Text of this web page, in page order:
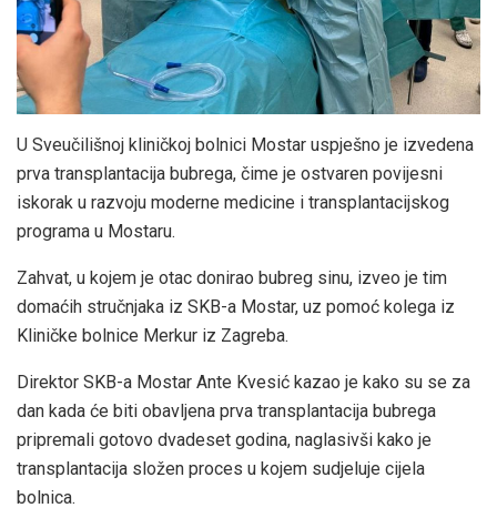
U Sveučilišnoj kliničkoj bolnici Mostar uspješno je izvedena
prva transplantacija bubrega, čime je ostvaren povijesni
iskorak u razvoju moderne medicine i transplantacijskog
programa u Mostaru.
Zahvat, u kojem je otac donirao bubreg sinu, izveo je tim
domaćih stručnjaka iz SKB-a Mostar, uz pomoć kolega iz
Kliničke bolnice Merkur iz Zagreba.
Direktor SKB-a Mostar Ante Kvesić kazao je kako su se za
dan kada će biti obavljena prva transplantacija bubrega
pripremali gotovo dvadeset godina, naglasivši kako je
transplantacija složen proces u kojem sudjeluje cijela
bolnica.